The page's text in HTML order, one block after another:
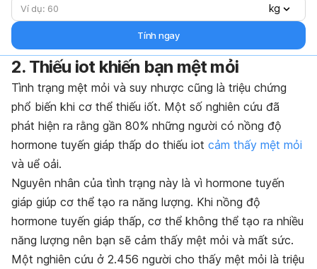
kg
Tính ngay
2. Thiếu iot khiến bạn mệt mỏi
Tình trạng mệt mỏi và suy nhược cũng là triệu chứng
phổ biến khi cơ thể thiếu iốt. Một số nghiên cứu đã
phát hiện ra rằng gần 80% những người có nồng độ
hormone tuyến giáp thấp do thiếu iot cảm thấy mệt mỏi
và uể oải.
Nguyên nhân của tình trạng này là vì hormone tuyến
giáp giúp cơ thể tạo ra năng lượng. Khi nồng độ
hormone tuyến giáp thấp, cơ thể không thể tạo ra nhiều
năng lượng nên bạn sẽ cảm thấy mệt mỏi và mất sức.
Một nghiên cứu ở 2.456 người cho thấy mệt mỏi là triệu